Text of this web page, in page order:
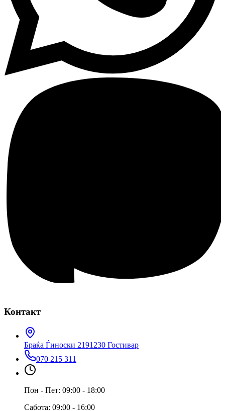
Контакт
Браќа Ѓиноски 2191230 Гостивар
070 215 311
Пон - Пет: 09:00 - 18:00
Сабота: 09:00 - 16:00